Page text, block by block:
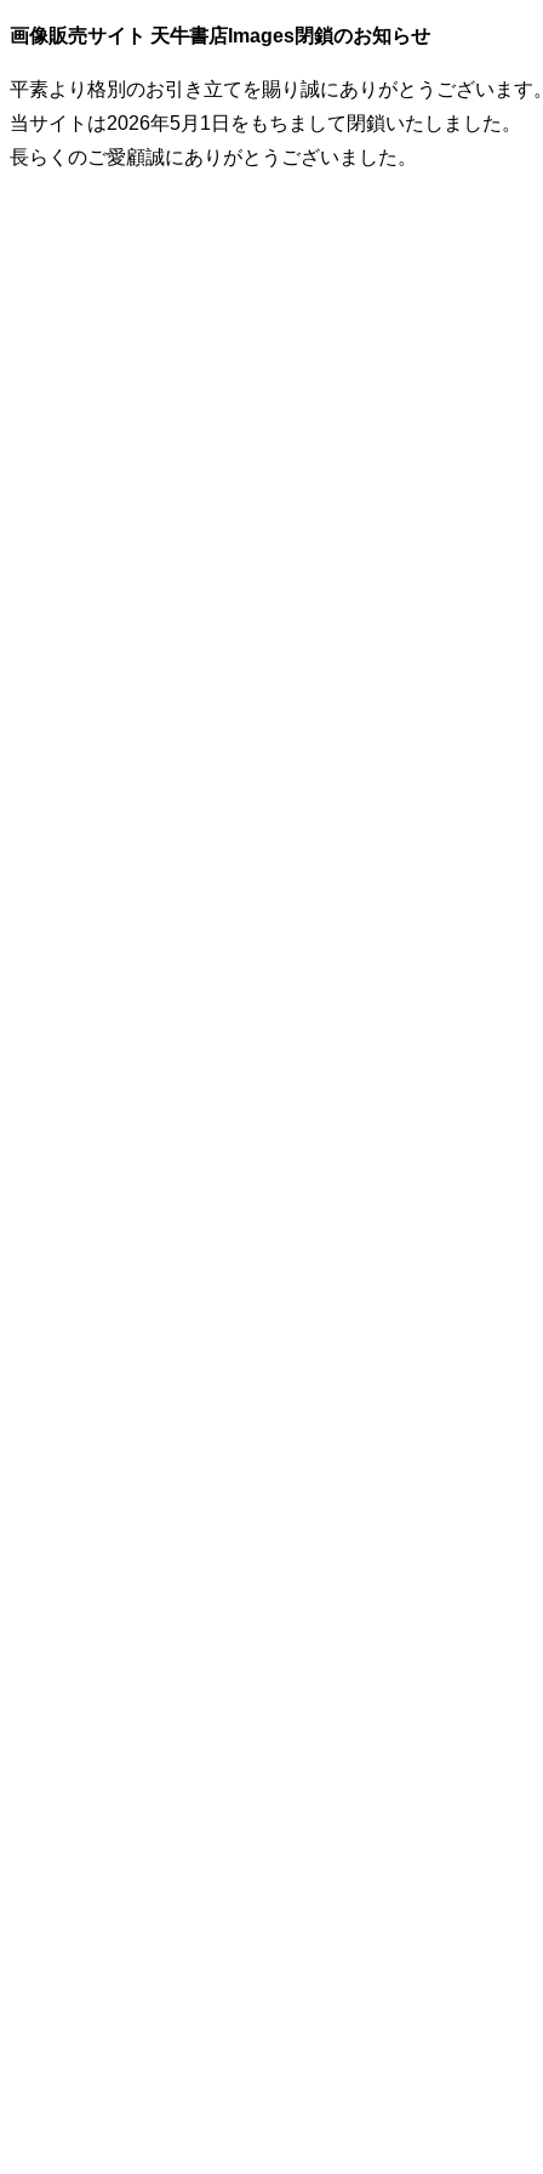
画像販売サイト 天牛書店Images閉鎖のお知らせ
平素より格別のお引き立てを賜り誠にありがとうございます
当サイトは2026年5月1日をもちまして閉鎖いたしました。
長らくのご愛顧誠にありがとうございました。